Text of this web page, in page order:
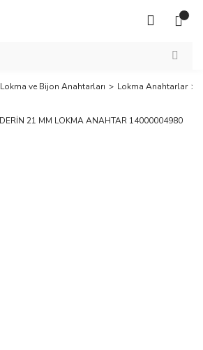
Lokma ve Bijon Anahtarları Lokma Anahtarlar